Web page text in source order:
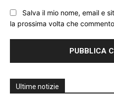
Salva il mio nome, email e
la prossima volta che
Ultime notizie